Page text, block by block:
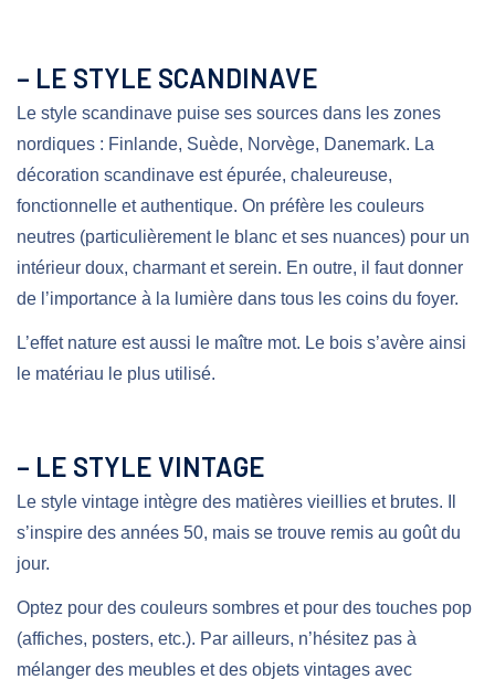
– LE STYLE SCANDINAVE
Le style scandinave puise ses sources dans les zones
nordiques : Finlande, Suède, Norvège, Danemark. La
décoration scandinave est épurée, chaleureuse,
fonctionnelle et authentique. On préfère les couleurs
neutres (particulièrement le blanc et ses nuances) pour un
intérieur doux, charmant et serein. En outre, il faut donner
de l’importance à la lumière dans tous les coins du foyer.
L’effet nature est aussi le maître mot. Le bois s’avère ainsi
le matériau le plus utilisé.
– LE STYLE VINTAGE
Le style vintage intègre des matières vieillies et brutes. Il
s’inspire des années 50, mais se trouve remis au goût du
jour.
Optez pour des couleurs sombres et pour des touches pop
(affiches, posters, etc.). Par ailleurs, n’hésitez pas à
mélanger des meubles et des objets vintages avec